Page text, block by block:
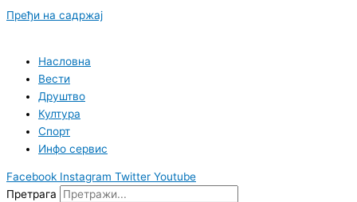
Пређи на садржај
Насловна
Вести
Друштво
Култура
Спорт
Инфо сервис
Facebook Instagram Twitter Youtube
Претрага